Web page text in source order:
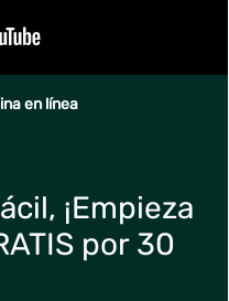
en línea
¡Empieza
por 30